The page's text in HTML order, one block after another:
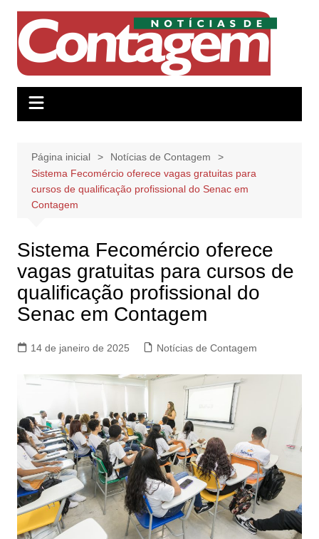
conteúdo
Página inicial
Notícias de Contagem
Sistema Fecomércio oferece vagas gratuitas para
cursos de qualificação profissional do Senac em
Contagem
Sistema Fecomércio oferece
vagas gratuitas para cursos de
qualificação profissional do
Senac em Contagem
14 de janeiro de 2025 Notícias de Contagem